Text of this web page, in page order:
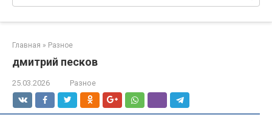
Главная » Разное
дмитрий песков
25.03.2026 Разное